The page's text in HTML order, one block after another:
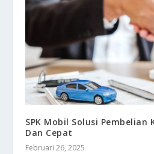
SPK Mobil Solusi Pembelian
Dan Cepat
Februari 26, 2025